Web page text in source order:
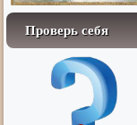
Проверь себя